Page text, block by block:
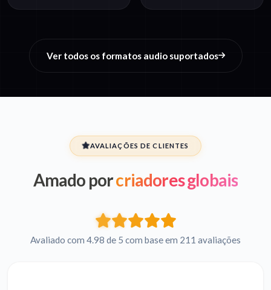
Ver todos os formatos audio suportados
AVALIAÇÕES DE CLIENTES
Amado porcriadores globais
Avaliado com 4.98 de 5 com base em 211 avaliações